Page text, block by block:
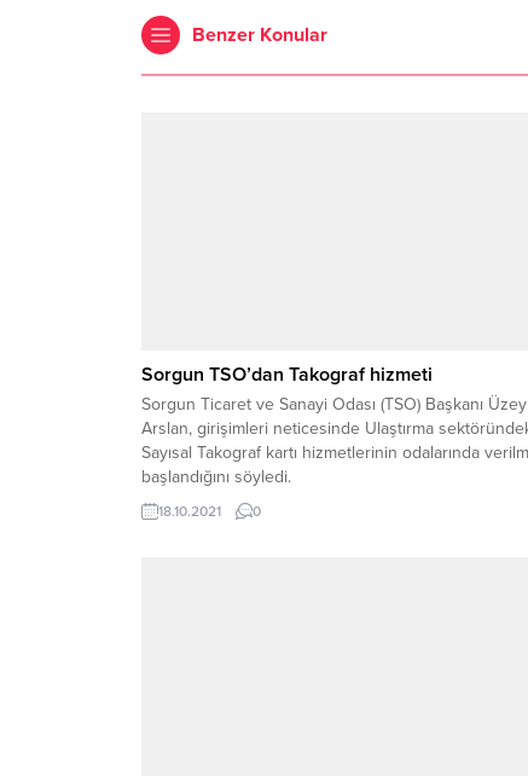
Benzer Konular
Sorgun TSO’dan Takograf hizmeti
Sorgun Ticaret ve Sanayi Odası (TSO) Başkanı
Arslan, girişimleri neticesinde Ulaştırma
Sayısal Takograf kartı hizmetlerinin odalarında
başlandığını söyledi.
18.10.2021 0